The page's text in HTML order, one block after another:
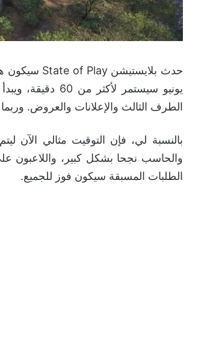
يونيو سيستمر لأكثر من 60 دقيقة، ويبدأ بعرض مطول للعبة
الطرف الثالث والإعلانات والعروض. وربما
الطلبات المسبقة سيكون فوز للجميع.